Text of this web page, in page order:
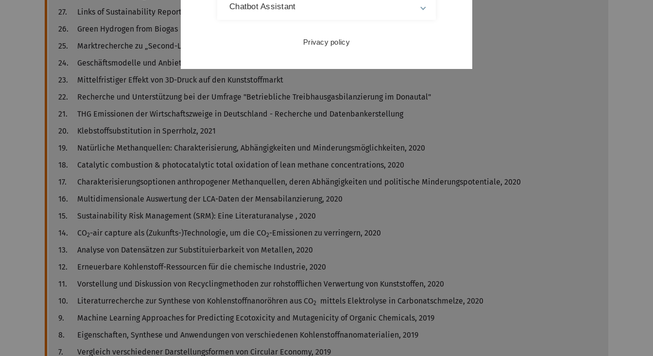
27.
Links of Sustainability Reporting and LCA
26.
Green Hydrogen from Biogas
25.
Marktrecherche zu „Second-Life Batteries“ mit dem Fokus auf E-Fahrzeugbatterien
24.
Geschäftsmodelle und Anbieter bei Second-Life-Batterien
23.
Mittelfristiger Effekt von 3D-Druck auf den Kunststoffmarkt
22.
Recherche und Unterstützung bei der Umfrage "Betriebliche Treibhausgasbilanzierung im Donautal"
21.
THG Emissionen der Wirtschaftszweige in Deutschland - Recherche und Datenbankerstellung
20.
Klebstoffsubstitution in Sperrholz, 2021
19.
Natürliche Methanquellen: Charakterisierung, Abhängigkeiten und Minderungsmöglichkeiten, 2020
18.
Catalytic combustion & photocatalytic total oxidation of lean methane concentrations, 2020
17.
Charakterisierungsoptionen anthropogener Methanquellen, deren Abhängigkeiten und politische Minderungspotentiale, 2020
16.
Multidimensionale Auswertung der LCA-Daten der Mensabilanzierung, 2020
15.
Sustainability Risk Management (SRM): Eine Literaturanalyse , 2020
14.
CO2-air capture als (Zukunfts-)Technologie, um die CO2-Emissionen zu verringern, 2020
13.
Analyse von Datensätzen zur Substituierbarkeit von Metallen, 2020
12.
Erneuerbare Kohlenstoff-Ressourcen für die chemische Industrie, 2020
11.
Vorstellung und Diskussion von Recyclingmethoden zur rohstofflichen Verwertung von Kunststoffen, 2020
10.
Literaturrecherche zur Synthese von Kohlenstoffnanoröhren aus CO2
mittels Elektrolyse in Carbonatschmelze, 2020
9.
Machine Learning Approaches for Predicting Ecotoxicity and Mutagenicity of Organic Chemicals, 2019
8.
Eigenschaften, Synthese und Anwendungen von verschiedenen Kohlenstoffnanomaterialien, 2019
7.
Vergleich verschiedener Darstellungsformen von Circular Economy, 2019
Chatbot Assistant
Privacy policy